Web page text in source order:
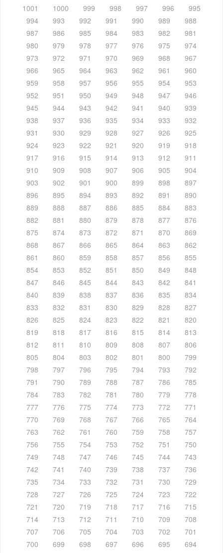
1001
1000 999 998 997 996
995
994
993 992 991 990 989
988
987
986 985 984 983 982
981
980
979 978 977 976 975
974
973
972 971 970 969 968
967
966
965 964 963 962 961
960
959
958 957 956 955 954
953
952
951 950 949 948 947
946
945
944 943 942 941 940
939
938
937 936 935 934 933
932
931
930 929 928 927 926
925
924
923 922 921 920 919
918
917
916 915 914 913 912
911
910
909 908 907 906 905
904
903
902 901 900 899 898
897
896
895 894 893 892 891
890
889
888 887 886 885 884
883
882
881 880 879 878 877
876
875
874 873 872 871 870
869
868
867 866 865 864 863
862
861
860 859 858 857 856
855
854
853 852 851 850 849
848
847
846 845 844 843 842
841
840
839 838 837 836 835
834
833
832 831 830 829 828
827
826
825 824 823 822 821
820
819
818 817 816 815 814
813
812
811 810 809 808 807
806
805
804 803 802 801 800
799
798
797 796 795 794 793
792
791
790 789 788 787 786
785
784
783 782 781 780 779
778
777
776 775 774 773 772
771
770
769 768 767 766 765
764
763
762 761 760 759 758
757
756
755 754 753 752 751
750
749
748 747 746 745 744
743
742
741 740 739 738 737
736
735
734 733 732 731 730
729
728
727 726 725 724 723
722
721
720 719 718 717 716
715
714
713 712 711 710 709
708
707
706 705 704 703 702
701
700
699 698 697 696 695
694